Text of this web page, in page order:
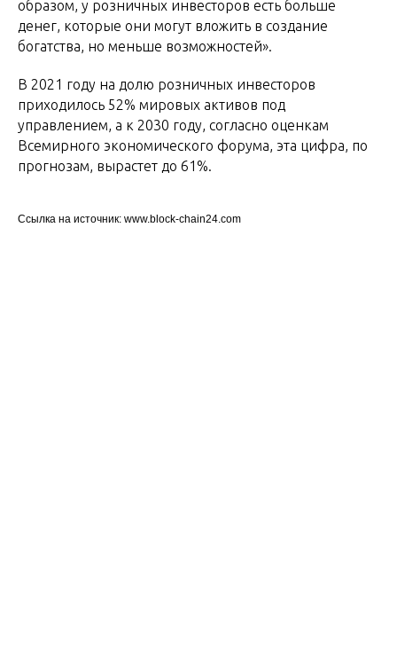
образом, у розничных инвесторов есть больше
денег, которые они могут вложить в создание
богатства, но меньше возможностей».
В 2021 году на долю розничных инвесторов
приходилось 52% мировых активов под
управлением, а к 2030 году, согласно оценкам
Всемирного экономического форума, эта цифра, по
прогнозам, вырастет до 61%.
Ссылка на источник: www.block-chain24.com